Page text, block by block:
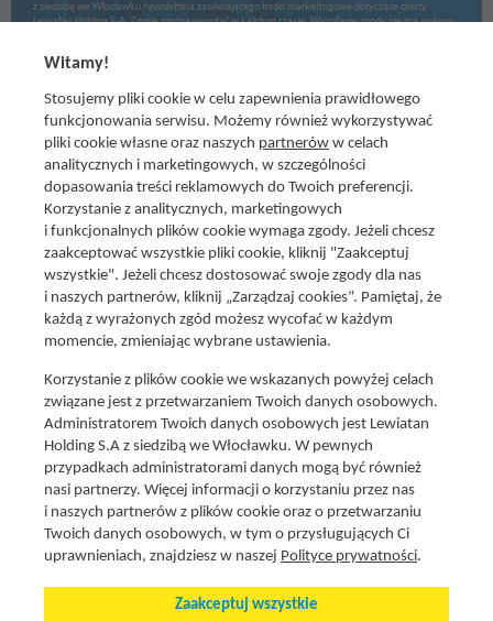
z siedzibą we Włocławku newslettera zawierającego treści marketingowe dotyczące oferty
Lewiatan Holding S.A. Zgodę można wycofać w każdym czasie. Wycofanie zgody nie ma wpływu
Social media
Znajdź nas na:
Promocje i oferty
Aktualna gazetka
Gotuję z Lewiatanem
Znajdź sklep
Aplikacja Mój Lewiatan
Karta Mój Lewiatan
Fundacja Lewiatan
Regulaminy
Witamy!
Stosujemy pliki cookie w celu zapewnienia prawidłowego
funkcjonowania serwisu. Możemy również wykorzystywać
pliki cookie własne oraz naszych partnerów w celach
analitycznych i marketingowych, w szczególności
dopasowania treści reklamowych do Twoich preferencji.
Korzystanie z analitycznych, marketingowych
i funkcjonalnych plików cookie wymaga zgody. Jeżeli chcesz
zaakceptować wszystkie pliki cookie, kliknij "Zaakceptuj
wszystkie". Jeżeli chcesz dostosować swoje zgody dla nas
i naszych partnerów, kliknij „Zarządzaj cookies”. Pamiętaj, że
każdą z wyrażonych zgód możesz wycofać w każdym
momencie, zmieniając wybrane ustawienia.
Korzystanie z plików cookie we wskazanych powyżej celach
związane jest z przetwarzaniem Twoich danych osobowych.
Administratorem Twoich danych osobowych jest Lewiatan
Holding S.A z siedzibą we Włocławku. W pewnych
przypadkach administratorami danych mogą być również
nasi partnerzy. Więcej informacji o korzystaniu przez nas
i naszych partnerów z plików cookie oraz o przetwarzaniu
Twoich danych osobowych, w tym o przysługujących Ci
uprawnieniach, znajdziesz w naszej Polityce prywatności.
Zaakceptuj wszystkie